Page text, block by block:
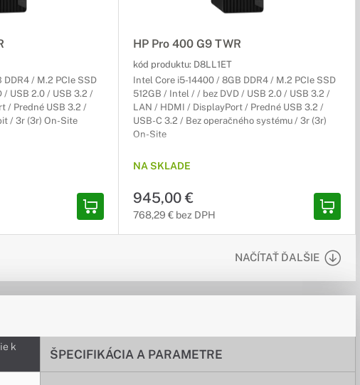
DDR4 / M.2 PCIe SSD
/ USB 2.0 / USB 3.2 /
/ Predné USB 3.2 /
/ 3r (3r) On-Site
HP Pro 400 G9 TWR
kód produktu: D8LL1ET
Intel Core i5-14400 / 8GB DDR4 / M.2 PCIe SSD
512GB / Intel / / bez DVD / USB 2.0 / USB 3.2 /
LAN / HDMI / DisplayPort / Predné USB 3.2 /
USB-C 3.2 / Bez operačného systému / 3r (3r)
On-Site
NA SKLADE
945,00 €
768,29 € bez DPH
NAČÍTAŤ ĎALŠIE
ŠPECIFIKÁCIA A PARAMETRE
k